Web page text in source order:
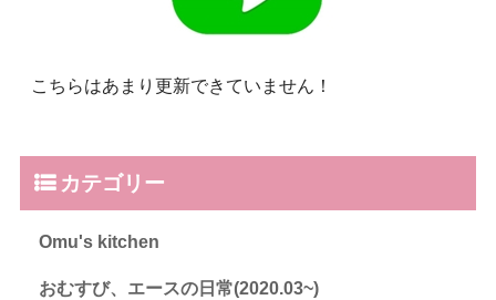
こちらはあまり更新できていません！
カテゴリー
Omu's kitchen
おむすび、エースの日常(2020.03~)